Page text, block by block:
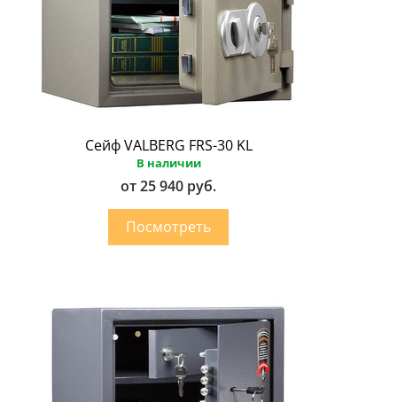
Сейф VALBERG FRS-30 KL
В наличии
от 25 940 руб.